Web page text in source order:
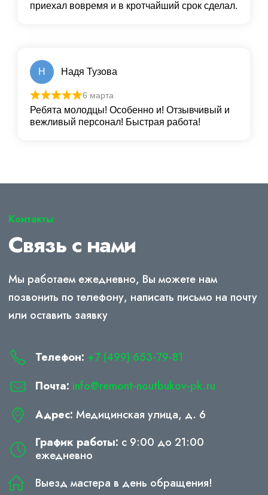
приехал вовремя и в кротчайший срок сделал.
Н Надя Тузова
6 марта
Ребята молодцы! Особенно и! Отзывчивый и
вежливый персонал! Быстрая работа!
Контакты
Связь с нами
Мы работаем ежедневно, Вы можете нам
позвонить по телефону, написать письмо на почту
или оставить заявку
Телефон: +7 (499) 653-79-81
Почта: info@remont-noutbukov-pk.ru
Адрес: Медицинская улица, д. 6
График работы: с 9:00 до 21:00
ежедневно
Выезд мастера в день обращения!